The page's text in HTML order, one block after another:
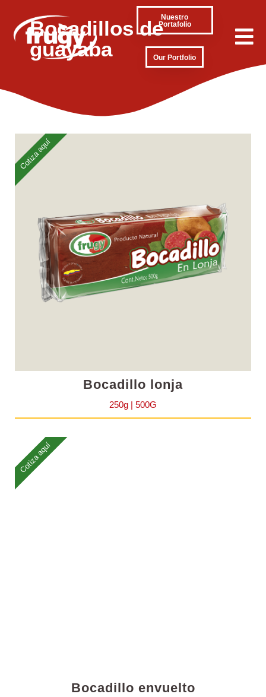
Nuestro
Portafolio
Our Portfolio
Bocadillos de
guayaba
Bocadillo lonja
250g | 500G
Cotiza aquí
Bocadillo envuelto
Cotiza aquí